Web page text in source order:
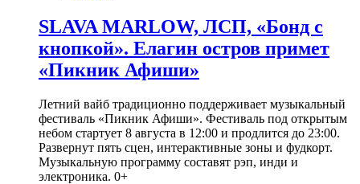
SLAVA MARLOW, ЛСП, «Бонд с
кнопкой». Елагин остров примет
«Пикник Афиши»
Летний вайб традиционно поддерживает музыкальный
фестиваль «Пикник Афиши». Фестиваль под открытым
небом стартует 8 августа в 12:00 и продлится до 23:00.
Развернут пять сцен, интерактивные зоны и фудкорт.
Музыкальную программу составят рэп, инди и
электроника. 0+